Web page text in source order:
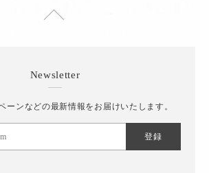
Newsletter
ーンなどの最新情報をお届けいたします。
登録